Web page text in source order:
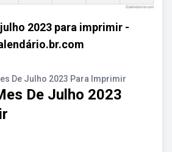
2023 para imprimir -
De Julho 2023 Para Imprimir
De Julho 2023